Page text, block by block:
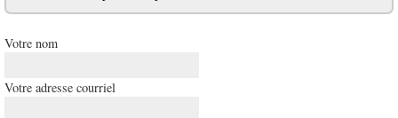
Votre nom
Votre adresse courriel